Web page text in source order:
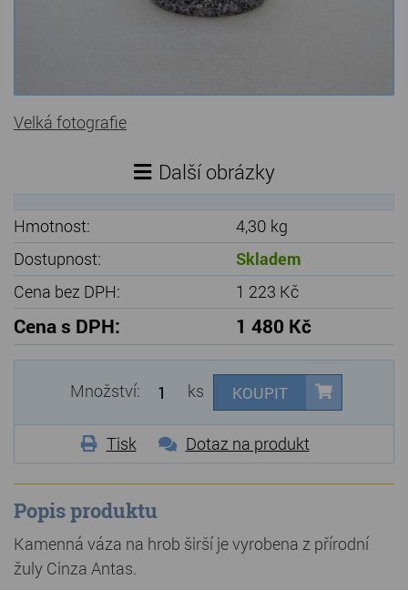
Velká fotografie
Další obrázky
Hmotnost:
4,30 kg
Dostupnost:
Skladem
Cena bez DPH:
1 223 Kč
Cena s DPH: 1 480 Kč
Množství: ks KOUPIT
Tisk Dotaz na produkt
Popis produktu
Kamenná váza na hrob širší je vyrobena z přírodní
žuly Cinza Antas.